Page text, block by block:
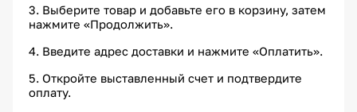
3. Выберите товар и добавьте его в корзину, затем
нажмите «Продолжить».
4. Введите адрес доставки и нажмите «Оплатить».
5. Откройте выставленный счет и подтвердите
оплату.